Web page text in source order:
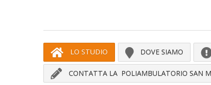
LO STUDIO DOVE SIAMO
CONTATTA LA POLIAMBULATORIO SAN